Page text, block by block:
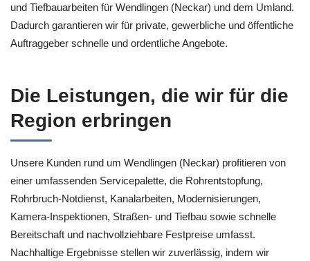
und Tiefbauarbeiten für Wendlingen (Neckar) und dem Umland.
Dadurch garantieren wir für private, gewerbliche und öffentliche
Auftraggeber schnelle und ordentliche Angebote.
Die Leistungen, die wir für die
Region erbringen
Unsere Kunden rund um Wendlingen (Neckar) profitieren von
einer umfassenden Servicepalette, die Rohrentstopfung,
Rohrbruch-Notdienst, Kanalarbeiten, Modernisierungen,
Kamera-Inspektionen, Straßen- und Tiefbau sowie schnelle
Bereitschaft und nachvollziehbare Festpreise umfasst.
Nachhaltige Ergebnisse stellen wir zuverlässig, indem wir